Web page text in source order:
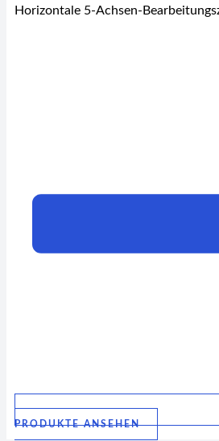
Horizontale 5-Achsen-
PRODUKTE ANSEHEN